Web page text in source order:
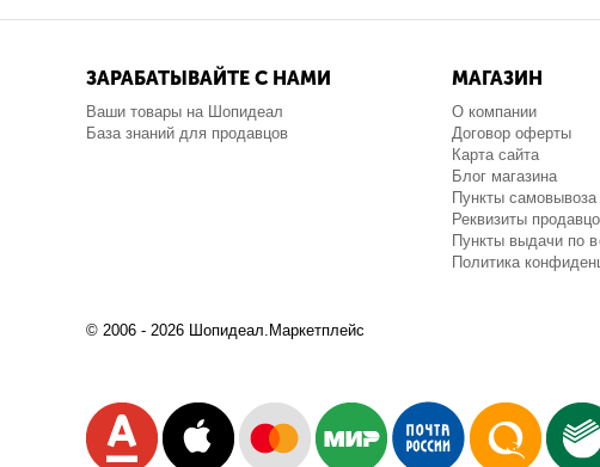
ЗАРАБАТЫВАЙТЕ С НАМИ
Ваши товары на Шопидеал
База знаний для продавцов
МАГАЗИН
О компании
Договор оферты
Карта сайта
Блог магазина
Пункты самовывоза
Реквизиты
Пункты выдачи по
Политика
© 2006 - 2026 Шопидеал.Маркетплейс